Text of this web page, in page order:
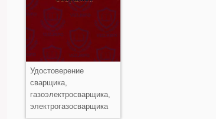
Удостоверение
сварщика,
газоэлектросварщика,
электрогазосварщика